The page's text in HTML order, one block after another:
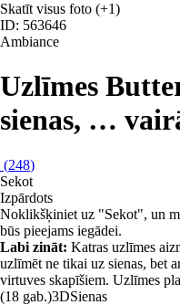
Skatīt visus foto (+1)
ID: 563646
Ambiance
Uzlīmes
sienas, …
(248)
Sekot
Izpārdots
Noklikšķiniet uz "Sekot", un
būs pieejams iegādei.
Labi zināt: Katras uzlīmes
uzlīmēt ne tikai uz sienas, bet
virtuves skapīšiem. Uzlīmes
(18 gab.)3DSienas